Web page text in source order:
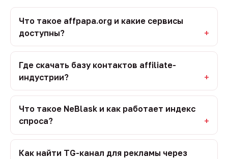
Что такое affpapa.org и какие сервисы
доступны?
Где скачать базу контактов affiliate-
индустрии?
Что такое NeBlask и как работает индекс
спроса?
Как найти TG-канал для рекламы через